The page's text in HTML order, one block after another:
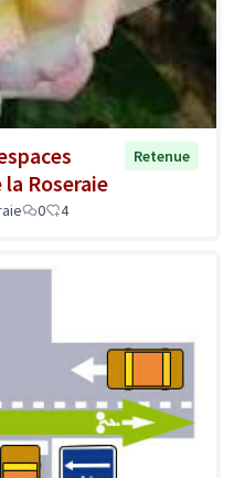
Roseraie
Retenue
0 4